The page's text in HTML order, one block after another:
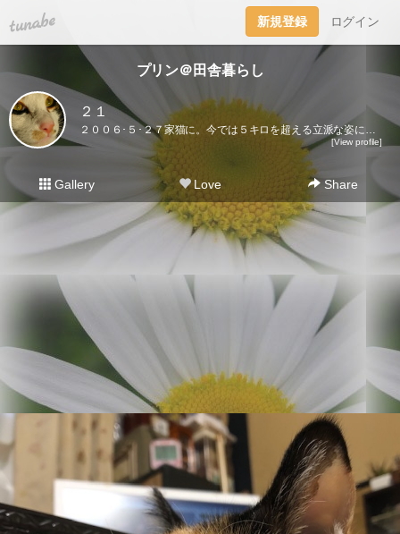
tuna.be 新規登録 ログイン
プリン＠田舎暮らし
２１
２００６･５･２７家猫に。今では５キロを超える立派な姿になりました♪ここに登場するのはプリンだけ。２０２１･５･３０虹の橋を渡りました｡
[View profile]
Gallery Love Share